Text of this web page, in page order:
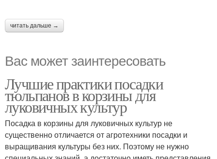
читать дальше →
Вас может заинтересовать
Лучшие практики посадки
тюльпанов в корзины для
луковичных культур
Посадка в корзины для луковичных культур не
существенно отличается от агротехники посадки и
выращивания культуры без них. Поэтому не нужно